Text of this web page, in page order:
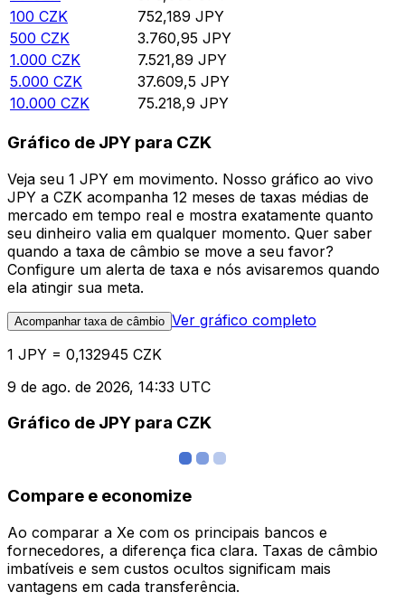
100 CZK 752,189 JPY
500 CZK 3.760,95 JPY
1.000 CZK 7.521,89 JPY
5.000 CZK 37.609,5 JPY
10.000 CZK 75.218,9 JPY
Gráfico de JPY para CZK
Veja seu 1 JPY em movimento. Nosso gráfico ao vivo
JPY a CZK acompanha 12 meses de taxas médias de
mercado em tempo real e mostra exatamente quanto
seu dinheiro valia em qualquer momento. Quer saber
quando a taxa de câmbio se move a seu favor?
Configure um alerta de taxa e nós avisaremos quando
ela atingir sua meta.
Acompanhar taxa de câmbio Ver gráfico completo
1 JPY = 0,132945 CZK
9 de ago. de 2026, 14:33 UTC
Gráfico de JPY para CZK
Compare e economize
Ao comparar a Xe com os principais bancos e
fornecedores, a diferença fica clara. Taxas de câmbio
imbatíveis e sem custos ocultos significam mais
vantagens em cada transferência.